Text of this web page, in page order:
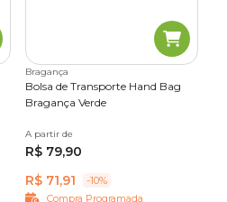
Bragança
Bolsa de Transporte Hand Bag
Bragança Verde
A partir de
R$ 79,90
R$ 71,91
-10%
Compra Programada